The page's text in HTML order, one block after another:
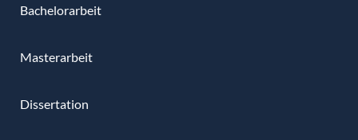
Bachelorarbeit
Masterarbeit
Dissertation